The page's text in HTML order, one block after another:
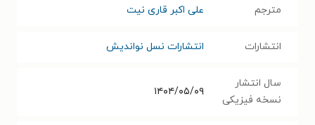
مترجم علی اکبر قاری نیت
انتشارات انتشارات نسل نواندیش
سال انتشار
نسخه فیزیکی
۱۴۰۴/۰۵/۰۹